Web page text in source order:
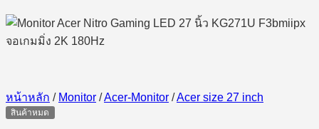
หน้าหลัก / Monitor /Acer-Monitor /Acer size 27 inch
สินค้าหมด